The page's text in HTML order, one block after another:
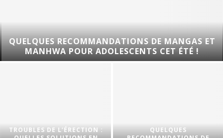
QUELQUES RECOMMANDATIONS DE MANGAS ET
MANHWA POUR ADOLESCENTS CET ÉTÉ !
TROUBLES DE L’ÉRECTION :
QUELQUES